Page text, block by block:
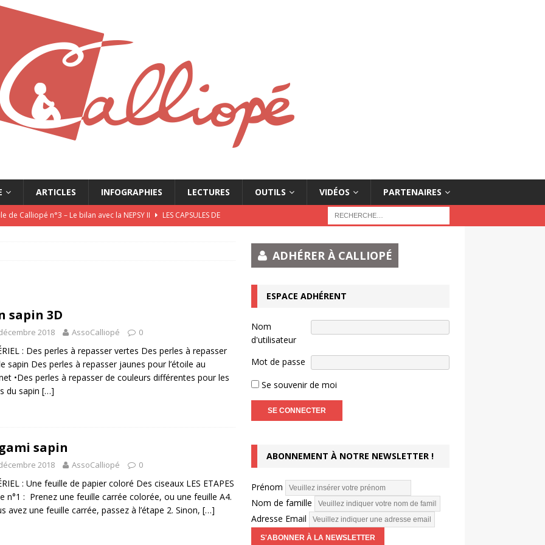
ARTICLES INFOGRAPHIES LECTURES OUTILS VIDÉOS PARTENAIRES
de Calliopé n°3 – Le bilan avec la NEPSY II
LES CAPSULES DE
vidéo n°2 – l’entretien motivationnel
– Accompagnement de l’enfant dyspraxique (TDC) en
LIVE
sapin 3D
2018 AssoCalliopé 0
: Des perles à repasser vertes Des perles à repasser
sapin Des perles à repasser jaunes pour l’étoile au
•Des perles à repasser de couleurs différentes pour les
du sapin […]
sapin
2018 AssoCalliopé 0
: Une feuille de papier coloré Des ciseaux LES ETAPES
n°1 : Prenez une feuille carrée colorée, ou une feuille A4.
avez une feuille carrée, passez à l’étape 2. Sinon, […]
ADHÉRER À CALLIOPÉ
ESPACE ADHÉRENT
Nom
d'utilisateur
Mot de passe
Se souvenir de moi
ABONNEMENT À NOTRE NEWSLETTER !
Prénom
Nom de famille
Adresse Email